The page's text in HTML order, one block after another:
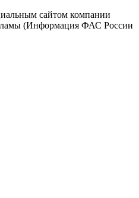
сайтом компании
(Информация ФАС России